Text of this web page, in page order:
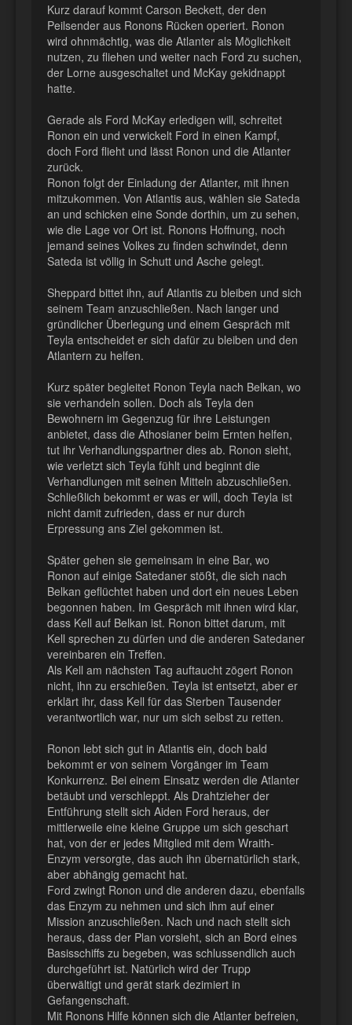
Kurz darauf kommt Carson Beckett, der den
Peilsender aus Ronons Rücken operiert. Ronon
wird ohnmächtig, was die Atlanter als Möglichkeit
nutzen, zu fliehen und weiter nach Ford zu suchen,
der Lorne ausgeschaltet und McKay gekidnappt
hatte.
Gerade als Ford McKay erledigen will, schreitet
Ronon ein und verwickelt Ford in einen Kampf,
doch Ford flieht und lässt Ronon und die Atlanter
zurück.
Ronon folgt der Einladung der Atlanter, mit ihnen
mitzukommen. Von Atlantis aus, wählen sie Sateda
an und schicken eine Sonde dorthin, um zu sehen,
wie die Lage vor Ort ist. Ronons Hoffnung, noch
jemand seines Volkes zu finden schwindet, denn
Sateda ist völlig in Schutt und Asche gelegt.
Sheppard bittet ihn, auf Atlantis zu bleiben und sich
seinem Team anzuschließen. Nach langer und
gründlicher Überlegung und einem Gespräch mit
Teyla entscheidet er sich dafür zu bleiben und den
Atlantern zu helfen.
Kurz später begleitet Ronon Teyla nach Belkan, wo
sie verhandeln sollen. Doch als Teyla den
Bewohnern im Gegenzug für ihre Leistungen
anbietet, dass die Athosianer beim Ernten helfen,
tut ihr Verhandlungspartner dies ab. Ronon sieht,
wie verletzt sich Teyla fühlt und beginnt die
Verhandlungen mit seinen Mitteln abzuschließen.
Schließlich bekommt er was er will, doch Teyla ist
nicht damit zufrieden, dass er nur durch
Erpressung ans Ziel gekommen ist.
Später gehen sie gemeinsam in eine Bar, wo
Ronon auf einige Satedaner stößt, die sich nach
Belkan geflüchtet haben und dort ein neues Leben
begonnen haben. Im Gespräch mit ihnen wird klar,
dass Kell auf Belkan ist. Ronon bittet darum, mit
Kell sprechen zu dürfen und die anderen Satedaner
vereinbaren ein Treffen.
Als Kell am nächsten Tag auftaucht zögert Ronon
nicht, ihn zu erschießen. Teyla ist entsetzt, aber er
erklärt ihr, dass Kell für das Sterben Tausender
verantwortlich war, nur um sich selbst zu retten.
Ronon lebt sich gut in Atlantis ein, doch bald
bekommt er von seinem Vorgänger im Team
Konkurrenz. Bei einem Einsatz werden die Atlanter
betäubt und verschleppt. Als Drahtzieher der
Entführung stellt sich Aiden Ford heraus, der
mittlerweile eine kleine Gruppe um sich geschart
hat, von der er jedes Mitglied mit dem Wraith-
Enzym versorgte, das auch ihn übernatürlich stark,
aber abhängig gemacht hat.
Ford zwingt Ronon und die anderen dazu, ebenfalls
das Enzym zu nehmen und sich ihm auf einer
Mission anzuschließen. Nach und nach stellt sich
heraus, dass der Plan vorsieht, sich an Bord eines
Basisschiffs zu begeben, was schlussendlich auch
durchgeführt ist. Natürlich wird der Trupp
überwältigt und gerät stark dezimiert in
Gefangenschaft.
Mit Ronons Hilfe können sich die Atlanter befreien,